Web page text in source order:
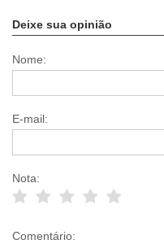
Deixe sua opinião
Nome:
E-mail:
Nota:
Comentário: